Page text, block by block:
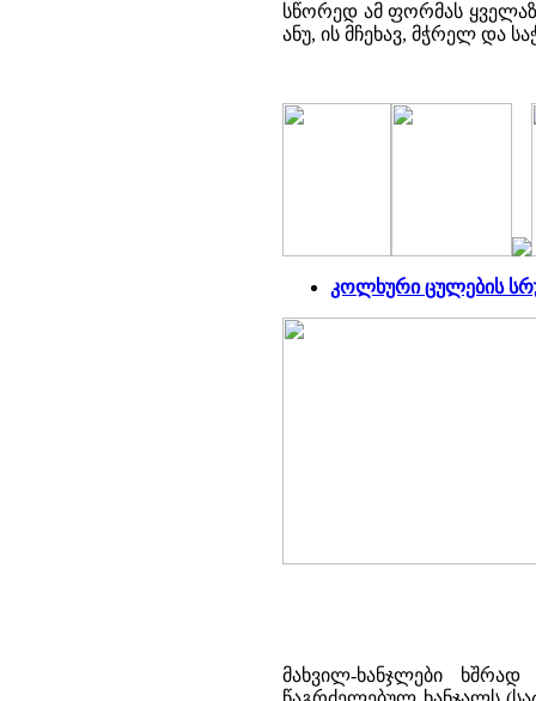
სწორედ ამ ფორმას
ანუ, ის მჩეხავ, მჭრელ და
კოლხური ცულების
მახვილ-ხანჯლები